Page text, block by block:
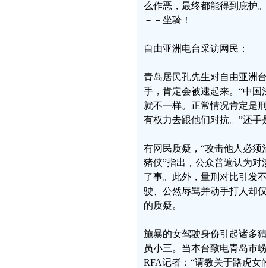
么作恶，最终都能得到庇护
－－坐骑！
自由亚洲电台采访网民：
青岛居民孔先生对自由亚洲
手，肯定会被逮起来。“中
就不一样。正常情况肯定是
有权力去跟他们对抗。”还
有网民质疑，“攻击他人必
猪侠”指出，公众普遍认为
了事。此外，量刑对比引发
驶、公然辱骂并动手打人却
的质疑。
施暴的女驾驶身份引起诸多
员小三。当本台致电青岛市
RFA记者：“请教关于路虎女